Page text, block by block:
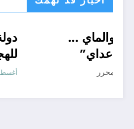
أحوال عربية
“منريد الخبز والماي …
بس سالم ابو عداي”
أغسطس 7, 2026